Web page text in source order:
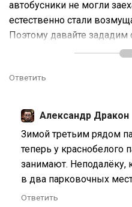
автобусники не могли
естественно стали
Поэтому давайте зададим
начал использовать
Ответить
Александр Дракон
Зимой третьим рядом
теперь у краснобелого
занимают. Неподалёку,
в два парковочных
Ответить